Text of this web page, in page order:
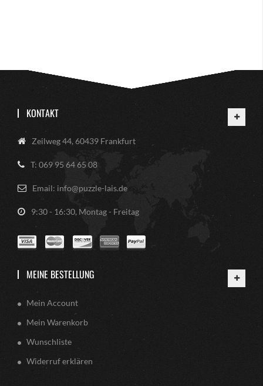
KONTAKT
Zeilweg 44, 60439 Frankfurt
T: 069 95 64 65 08
Email: info@puzzle-lais.de
9:30 - 16:30, Montag - Freitag
MEINE BESTELLUNG
Mein Account
Mein Warenkorb
Wunschliste
Widerruf erklären